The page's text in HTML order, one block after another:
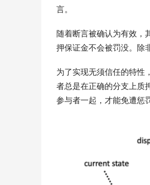
言。
随着断言被确认为有效，
押保证金不会被罚没。除
为了实现无须信任的特性
者总是在正确的分支上质
参与者一起，才能免遭惩罚